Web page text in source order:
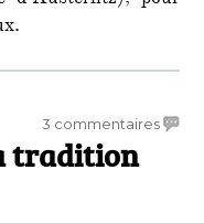
le 19 mars 1962
3 commentairessur
tradition